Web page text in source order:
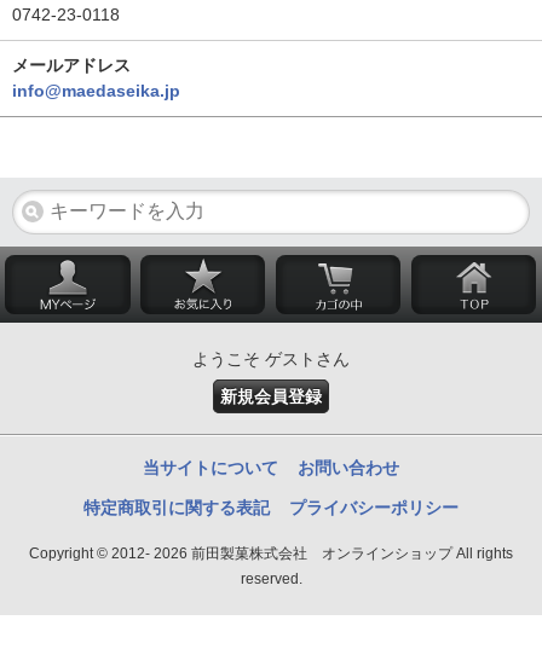
0742-23-0118
メールアドレス
info@maedaseika.jp
ようこそ ゲストさん
新規会員登録
当サイトについて お問い合わせ
特定商取引に関する表記 プライバシーポリシー
Copyright © 2012- 2026 前田製菓株式会社 オンラインショップ All rights
reserved.